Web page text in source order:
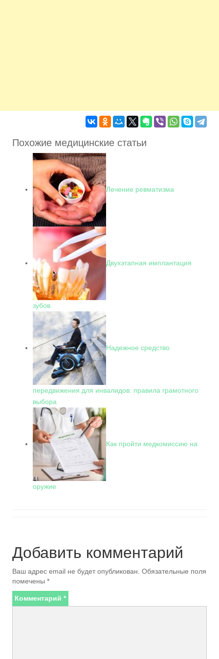
Похожие медицинские статьи
Лечение ревматизма
Двухэтапная имплантация
зубов
Надежное средство
передвижения для инвалидов: правила грамотного
выбора
Как пройти медкомиссию на
оружие
Добавить комментарий
Ваш адрес email не будет опубликован. Обязательные поля
помечены *
Комментарий *